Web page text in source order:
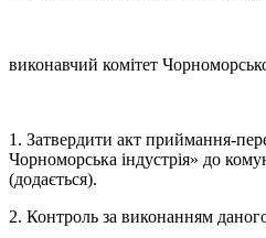
виконавчий комітет
1. Затвердити акт приймання-
Чорноморська індустрія» до
(додається).
2. Контроль за виконанням